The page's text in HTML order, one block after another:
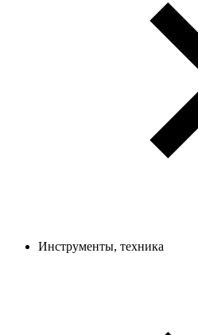
Инструменты, техника